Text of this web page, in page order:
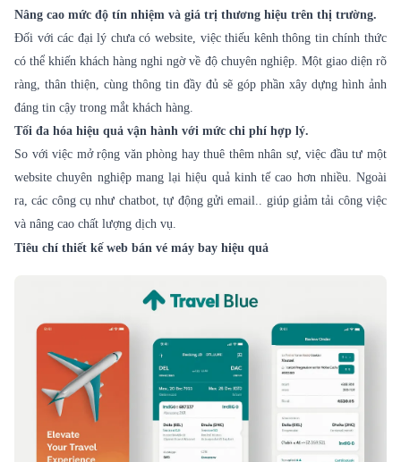
Nâng cao mức độ tín nhiệm và giá trị thương hiệu trên thị trường.
Đối với các đại lý chưa có website, việc thiếu kênh thông tin chính thức
có thể khiến khách hàng nghi ngờ về độ chuyên nghiệp. Một giao diện rõ
ràng, thân thiện, cùng thông tin đầy đủ sẽ góp phần xây dựng hình ảnh
đáng tin cậy trong mắt khách hàng.
Tối đa hóa hiệu quả vận hành với mức chi phí hợp lý.
So với việc mở rộng văn phòng hay thuê thêm nhân sự, việc đầu tư một
website chuyên nghiệp mang lại hiệu quả kinh tế cao hơn nhiều. Ngoài
ra, các công cụ như chatbot, tự động gửi email.. giúp giảm tải công việc
và nâng cao chất lượng dịch vụ.
Tiêu chí thiết kế web bán vé máy bay hiệu quả